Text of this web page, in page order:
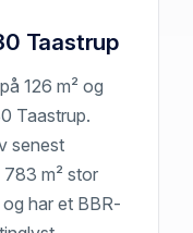
Taastrup
126 m² og
Taastrup.
senest
783 m² stor
har et BBR-